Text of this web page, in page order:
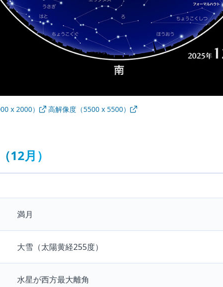
x 2000） 高解像度（5500 x 5500）
12月）
満月
大雪（太陽黄経255度）
水星が西方最大離角